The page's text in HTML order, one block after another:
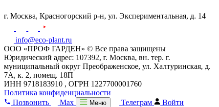
г. Москва, Красногорский р-н, ул. Экспериментальная, д. 14
info@eco-plant.ru
ООО «ПРОФ ГАРДЕН» © Все права защищены
Юридический адрес: 107392, г. Москва, вн. тер. г.
муниципальный округ Преображенское, ул. Халтуринская, д.
7А, к. 2, помещ. 18П
ИНН 9718183910 , ОГРН 1227700001760
Политика конфиденциальности
Позвонить
Max Меню Телеграм Войти